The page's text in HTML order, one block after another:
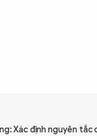
Xác định nguyên